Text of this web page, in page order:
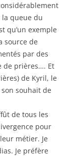
la queue du
qu’un exemple
source de
par des
de prières…. Et
de Kyril, le
souhait de
de tous les
pour
métier. Je
Je préfère